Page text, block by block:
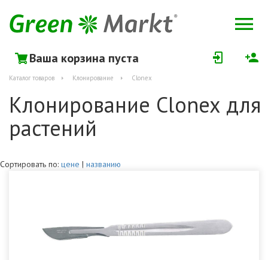
Ваша корзина пуста
Каталог товаров Клонирование Clonex
Клонирование Clonex для
растений
Сортировать по: цене | названию